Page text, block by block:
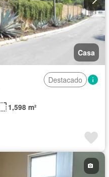
Casa
Destacado
1,598 m²